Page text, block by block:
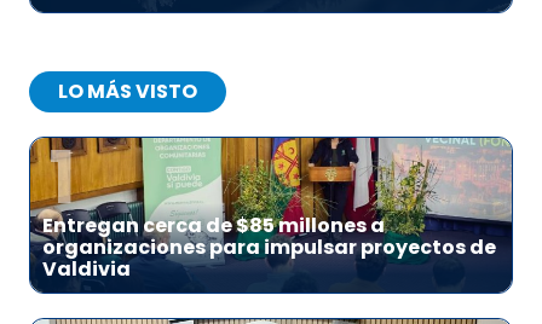
LO MÁS VISTO
1
Entregan cerca de $85 millones a
organizaciones para impulsar proyectos de
Valdivia